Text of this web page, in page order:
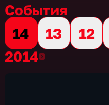
События
14
13 12
20142014